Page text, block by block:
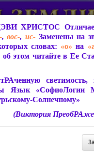
Живое Слово Матери Мира.
Статьи, Книги, Видео, Аудио и
ХРИСТОС
,вос-, ис-Заменены на
словах: «о» на
этом читайте в Её
светимость,
Язык «СофиоЛогии
Солнечному»
(Виктория